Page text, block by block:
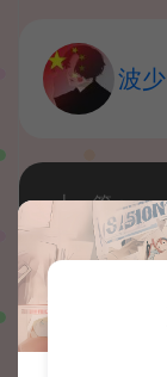
波少
上一篇：